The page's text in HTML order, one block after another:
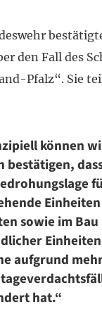
den Fall des
Pfalz“. Sie
können
bestätigen,
sowie im Bau
aufgrund
hat.“